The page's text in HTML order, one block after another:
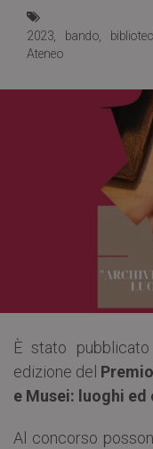
2023 bando
Ateneo
È stato
edizione del
e Musei: luoghi ed
Al concorso